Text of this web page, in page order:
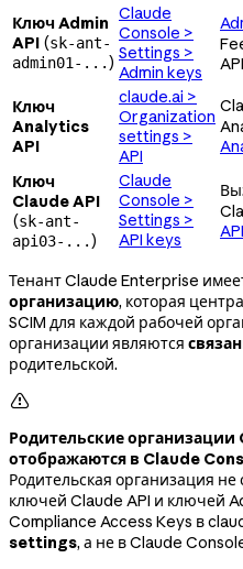
Ключ Admin
API (sk-ant-
admin01-...)
Claude
Console >
Settings >
Admin keys
API
Ключ
Analytics
API
claude.ai >
Organization
settings >
API
Ключ
Claude API
(sk-ant-
api03-...)
Claude
Console >
Settings >
API keys
API
Тенант Claude Enterprise
организацию, которая
SCIM для каждой рабочей
организации являются
родительской.

Родительские
отображаются в Claude
Родительская организация
ключей Claude API и ключей
Compliance Access Keys в
settings, а не в Claude